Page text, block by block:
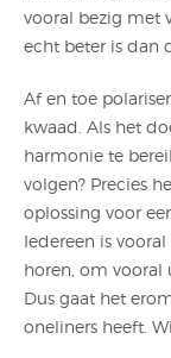
vooral bezig met
echt beter is dan
Af en toe
kwaad. Als het
harmonie te
volgen? Precies
oplossing voor
Iedereen is
horen, om vooral
Dus gaat het
oneliners heeft.